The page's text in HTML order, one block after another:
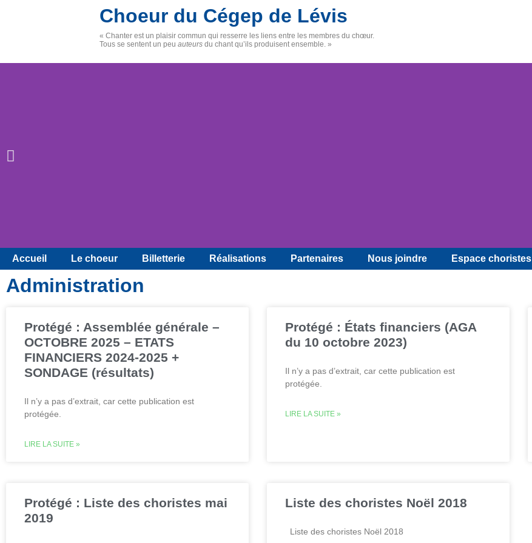
Choeur du Cégep de Lévis
« Chanter est un plaisir commun qui resserre les liens entre les membres du chœur.
Tous se sentent un peu auteursdu chant qu’ils produisent ensemble. »
Accueil Le choeur Billetterie Réalisations Partenaires Nous joindre Espace choristes
Administration
Protégé : Assemblée générale –
OCTOBRE 2025 – ETATS
FINANCIERS 2024-2025 +
SONDAGE (résultats)
Il n’y a pas d’extrait, car cette publication est
protégée.
LIRE LA SUITE »
Protégé : États financiers (AGA
du 10 octobre 2023)
Il n’y a pas d’extrait, car cette publication est
protégée.
LIRE LA SUITE »
Protégé : Liste des choristes mai
2019
Liste des choristes Noël 2018
Liste des choristes Noël 2018